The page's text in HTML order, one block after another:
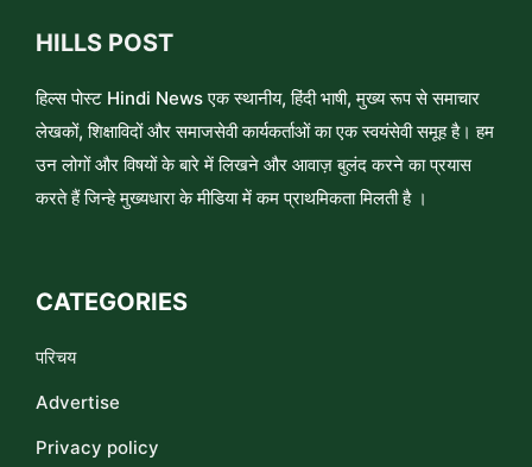
HILLS POST
हिल्स पोस्ट Hindi News एक स्थानीय, हिंदी भाषी, मुख्य रूप से समाचार
लेखकों, शिक्षाविदों और समाजसेवी कार्यकर्ताओं का एक स्वयंसेवी समूह है। हम
उन लोगों और विषयों के बारे में लिखने और आवाज़ बुलंद करने का प्रयास
करते हैं जिन्हे मुख्यधारा के मीडिया में कम प्राथमिकता मिलती है ।
CATEGORIES
परिचय
Advertise
Privacy policy